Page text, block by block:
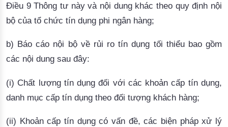
Điều 9Thông tư này và nội dung khác theo quy định nội
bộ của tổ chức tín dụng phi ngân hàng;
b) Báo cáo nội bộ về rủi ro tín dụng tối thiểu bao gồm
các nội dung sau đây:
(i) Chất lượng tín dụng đối với các khoản cấp tín dụng,
danh mục cấp tín dụng theo đối tượng khách hàng;
(ii) Khoản cấp tín dụng có vấn đề, các biện pháp xử lý